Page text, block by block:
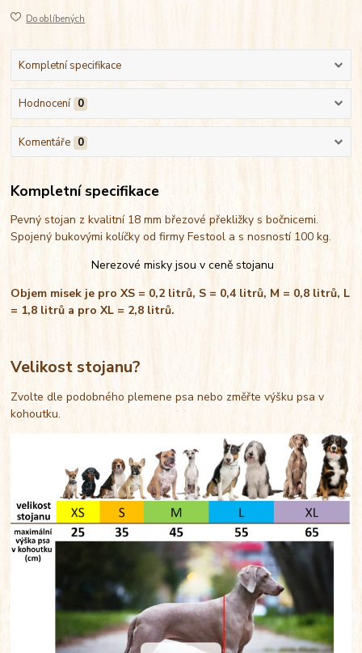
Do oblíbených
Kompletní specifikace
Hodnocení 0
Komentáře 0
Kompletní specifikace
Pevný stojan z kvalitní 18 mm březové překližky s bočnicemi.
Spojený bukovými kolíčky od firmy Festool a s nosností 100 kg.
Nerezové misky jsou v ceně stojanu
Objem misek je pro XS = 0,2 litrů, S = 0,4 litrů, M = 0,8 litrů, L
= 1,8 litrů a pro XL = 2,8 litrů.
Velikost stojanu?
Zvolte dle podobného plemene psa nebo změřte výšku psa v
kohoutku.